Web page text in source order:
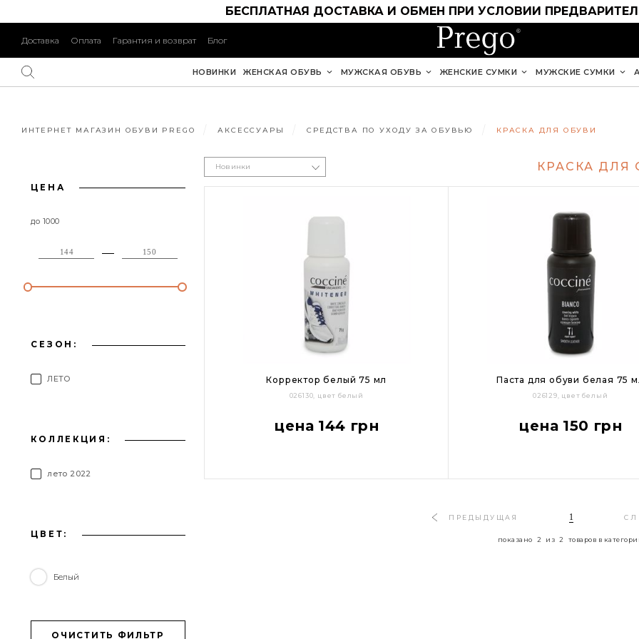
БЕСПЛАТНАЯ ДОСТАВКА И ОБМЕН ПРИ УСЛОВИИ
Доставка Оплата Гарантия и возврат Блог
НОВИНКИ ЖЕНСКАЯ ОБУВЬ МУЖСКАЯ ОБУВЬ ЖЕНСКИЕ СУМКИ МУЖСКИЕ СУМКИ
ИНТЕРНЕТ МАГАЗИН ОБУВИ PREGO АКСЕССУАРЫ СРЕДСТВА ПО УХОДУ ЗА ОБУВЬЮ КРАСКА ДЛЯ ОБУВИ
ЦЕНА
до 1000
СЕЗОН:
ЛЕТО
КОЛЛЕКЦИЯ:
лето 2022
ЦВЕТ:
Белый
ОЧИСТИТЬ ФИЛЬТР
Новинки КРАСКА ДЛЯ
Корректор белый 75 мл
026130, цвет белый
цена 144 грн
Паста для обуви белая 75
026129, цвет белый
цена 150 грн
ПРЕДЫДУЩАЯ 1
показано 2 из 2 товаров в